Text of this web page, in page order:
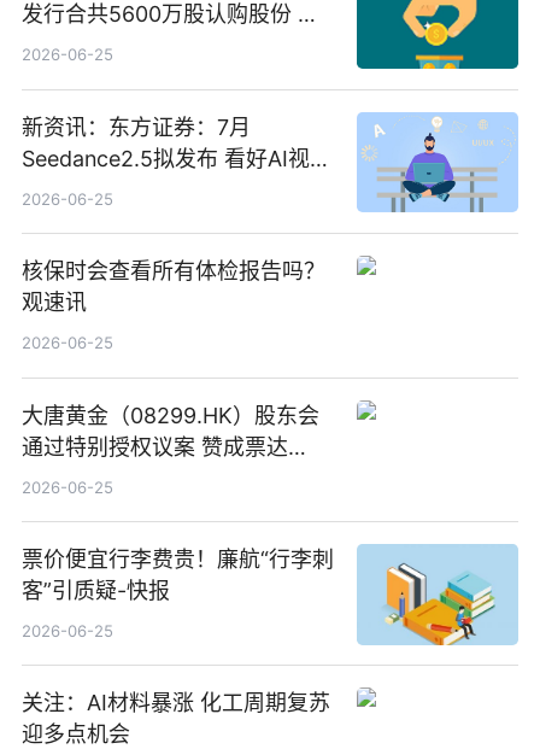
发行合共5600万股认购股份 净
筹约1007万港元 独家焦点
2026-06-25
新资讯：东方证券：7月
Seedance2.5拟发布 看好AI视频
创作工作流进一步提效
2026-06-25
核保时会查看所有体检报告吗？
观速讯
2026-06-25
大唐黄金（08299.HK）股东会
通过特别授权议案 赞成票达
100%_新动态
2026-06-25
票价便宜行李费贵！廉航“行李刺
客”引质疑-快报
2026-06-25
关注：AI材料暴涨 化工周期复苏
迎多点机会